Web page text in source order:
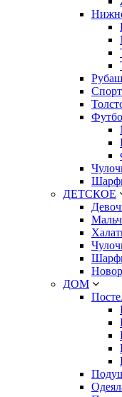
ДЕТСКОЕ
ДОМ